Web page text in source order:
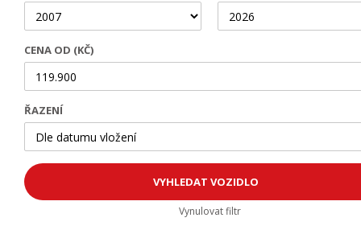
CENA OD (KČ)
ŘAZENÍ
Vynulovat filtr